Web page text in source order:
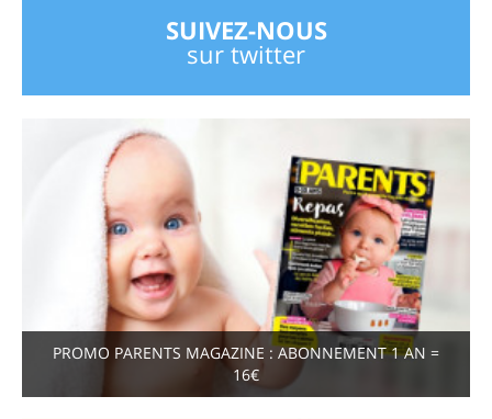
SUIVEZ-NOUS
sur twitter
PROMO PARENTS MAGAZINE : ABONNEMENT 1 AN =
16€